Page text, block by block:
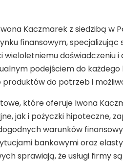
Kaczmarek z siedzibą w
finansowym,
wieloletniemu doświadczeniu i
podejściem do każdego
do potrzeb i
które oferuje Iwona
jak i pożyczki hipoteczne,
warunków
bankowymi oraz
sprawiają, że usługi firmy